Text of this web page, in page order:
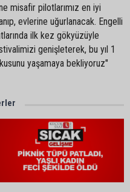
misafir pilotlarımız en iyi
evlerine uğurlanacak. Engelli
ilk kez gökyüzüyle
genişleterek, bu yıl 1
yaşamaya bekliyoruz"